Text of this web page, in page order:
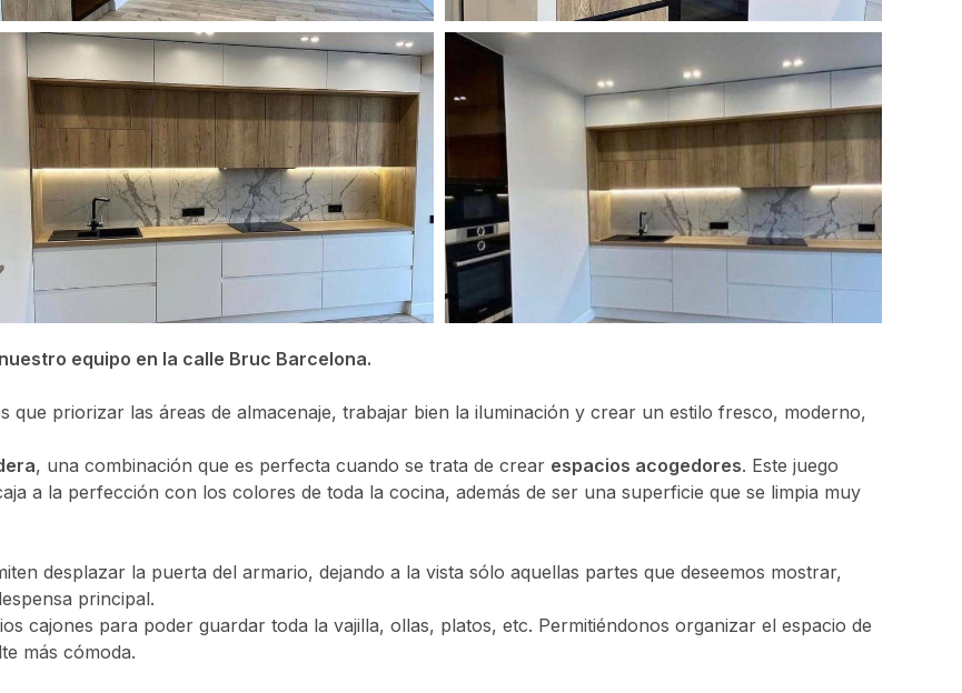
equipo en la calle Bruc Barcelona.
que priorizar las áreas de almacenaje, trabajar bien la iluminación y crear un estilo fresco, moderno,
, una combinación que es perfecta cuando se trata de crear espacios acogedores. Este juego
a la perfección con los colores de toda la cocina, además de ser una superficie que se limpia muy
desplazar la puerta del armario, dejando a la vista sólo aquellas partes que deseemos mostrar,
principal.
cajones para poder guardar toda la vajilla, ollas, platos, etc. Permitiéndonos organizar el espacio de
más cómoda.